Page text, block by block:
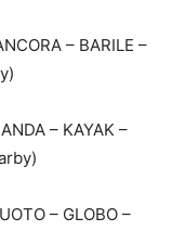
– BARILE –
– KAYAK –
– GLOBO –